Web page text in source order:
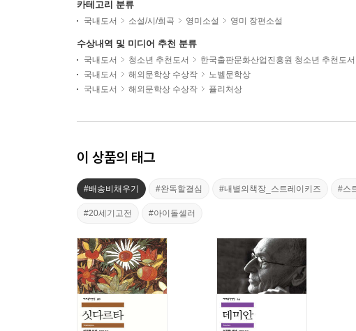
카테고리 분류
국내도서 소설/시/희곡 영미소설 영미 장편소설
수상내역 및 미디어 추천 분류
국내도서 청소년 추천도서 한국출판문화산업진흥원 청소년 추천도서
국내도서
해외문학상 수상작
노벨문학상
국내도서
해외문학상 수상작 퓰리처상
이 상품의 태그
#배송비채우기 #완독할결심 #내별의책장_스트레이키즈 #스
#20세기고전 #아이돌셀러